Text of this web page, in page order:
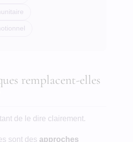
remplacent-elles
de le dire clairement.
sont des approches